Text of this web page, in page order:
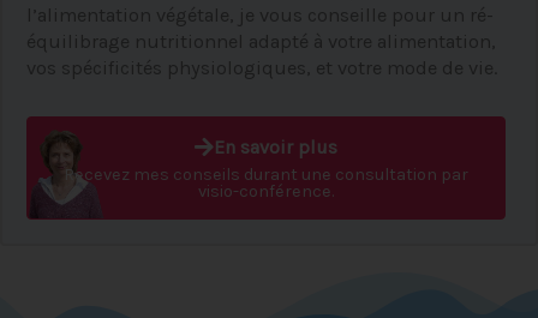
l’alimentation végétale, je vous conseille pour un ré-
équilibrage nutritionnel adapté à votre alimentation,
vos spécificités physiologiques, et votre mode de vie.
En savoir plus
Recevez mes conseils durant une consultation par
visio-conférence.